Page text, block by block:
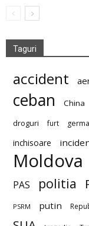
Taguri
accident
ceban China
droguri furt
inchisoare
Moldova
PAS politia
PSRM putin